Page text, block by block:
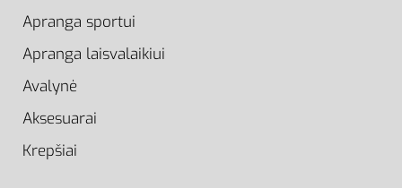
Apranga sportui
Apranga laisvalaikiui
Avalynė
Aksesuarai
Krepšiai